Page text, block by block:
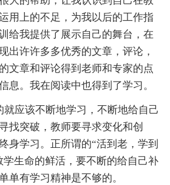
用上的不足，为我以后的工作指
给我提供了展示自己的舞台，在
出许许多多优秀的文章，评论，
文章和评论得到老师和专家的点
息。我在阅读中也得到了学习。
就应该不断地学习，不断地给自己
找突破，教师要寻求变化和创
身学习。正所谓的“活到老，学到
学生命的鲜活，要不断的给自己补
单有学习精神是不够的。